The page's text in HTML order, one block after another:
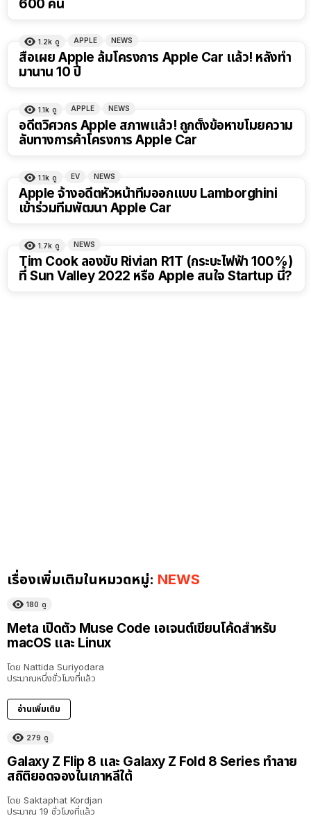
600 คน
1.2k ดู APPLE NEWS
สื่อเผย Apple ล้มโครงการ Apple Car แล้ว! หลังทำ
มานาน 10 ปี
1.1k ดู APPLE NEWS
อดีตวิศวกร Apple สภาพแล้ว! ถูกตั้งข้อหาขโมยความ
ลับทางการค้าโครงการ Apple Car
1.1k ดู EV NEWS
Apple จ้างอดีตหัวหน้าทีมออกแบบ Lamborghini
เข้าร่วมทีมพัฒนา Apple Car
1.7k ดู NEWS
Tim Cook ลองขับ Rivian R1T (กระบะไฟฟ้า 100%)
ที่ Sun Valley 2022 หรือ Apple สนใจ Startup นี้?
เรื่องเพิ่มเติมในหมวดหมู่: NEWS
180 ดู
Meta เปิดตัว Muse Code เอเจนต์เขียนโค้ดสำหรับ
macOS และ Linux
โดย Nattida Suriyodara
ประมาณหนึ่งชั่วโมงที่แล้ว
อ่านเพิ่มเติม
279 ดู
Galaxy Z Flip 8 และ Galaxy Z Fold 8 Series ทำลาย
สถิติยอดจองในเกาหลีใต้
โดย Saktaphat Kordjan
ประมาณ 19 ชั่วโมงที่แล้ว